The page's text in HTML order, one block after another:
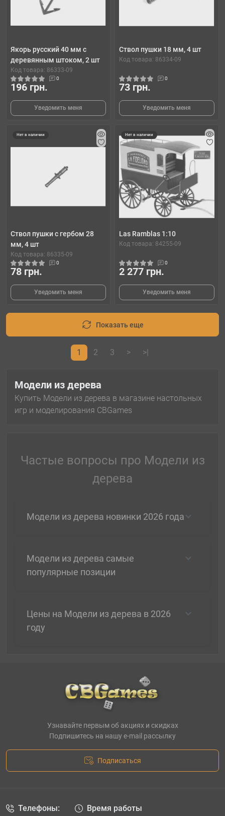
Якорь русский 40 мм с
деревянным штоком, 2 шт
Код товара: 86333-09
0
196 грн.
Уведомить меня
Cтвол пушки 18 мм, 4 шт
Код товара: 86334-09
0
73 грн.
Уведомить меня
Нет в наличии
Cтвол пушки с гербом 28
мм, 4 шт
Код товара: 86335-09
0
78 грн.
Уведомить меня
Нет в наличии
Las Ramblas 1:10
Код товара: 84255-09
0
2 277 грн.
Уведомить меня
Показать еще
1 2 3 > >|
Модели из дерева
Купить Модели из дерева в магазине настольных
игр и моделирования CBGames
Частые вопросы про Модели из
дерева
Модели из дерева новинки 2026 года
Модели из дерева самые
популярные позиции
Цены на Модели из дерева в 2026
году
Узнавайте первым об акциях и скидках
Подпишитесь на нашу e-mail рассылку
Подписаться
Телефоны: Время работы